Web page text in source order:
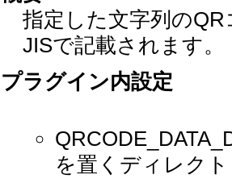
指定した文字列の
JISで記載されます。
プラグイン内設定
を置くディレク